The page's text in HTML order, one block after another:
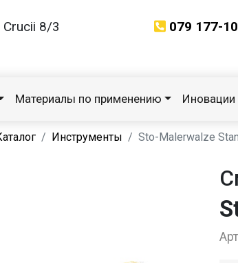
Crucii 8/3
079 177-
Материалы по применению
Инструменты Sto-Malerwalze